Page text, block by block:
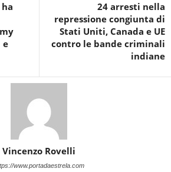
e
24 arresti nella
repressione congiunta di
Stati Uniti, Canada e UE
contro le bande criminali
indiane
Vincenzo Rovelli
www.portadaestrela.com